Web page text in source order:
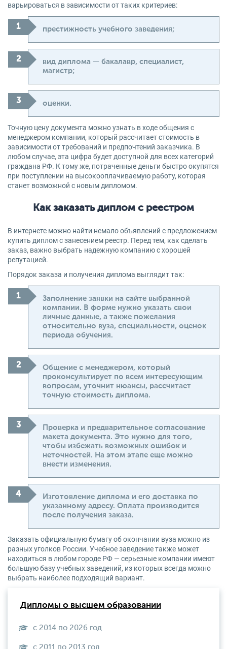
варьироваться в зависимости от таких критериев:
престижность учебного заведения;
вид диплома — бакалавр, специалист,
магистр;
оценки.
Точную цену документа можно узнать в ходе общения с
менеджером компании, который рассчитает стоимость в
зависимости от требований и предпочтений заказчика. В
любом случае, эта цифра будет доступной для всех категорий
граждана РФ. К тому же, потраченные деньги быстро окупятся
при поступлении на высокооплачиваемую работу, которая
станет возможной с новым дипломом.
Как заказать диплом с реестром
В интернете можно найти немало объявлений с предложением
купить диплом с занесением реестр. Перед тем, как сделать
заказ, важно выбрать надежную компанию с хорошей
репутацией.
Порядок заказа и получения диплома выглядит так:
Заполнение заявки на сайте выбранной
компании. В форме нужно указать свои
личные данные, а также пожелания
относительно вуза, специальности, оценок
периода обучения.
Общение с менеджером, который
проконсультирует по всем интересующим
вопросам, уточнит нюансы, рассчитает
точную стоимость диплома.
Проверка и предварительное согласование
макета документа. Это нужно для того,
чтобы избежать возможных ошибок и
неточностей. На этом этапе еще можно
внести изменения.
Изготовление диплома и его доставка по
указанному адресу. Оплата производится
после получения заказа.
Заказать официальную бумагу об окончании вуза можно из
разных уголков России. Учебное заведение также может
находиться в любом городе РФ — серьезные компании имеют
большую базу учебных заведений, из которых всегда можно
выбрать наиболее подходящий вариант.
Дипломы о высшем образовании
с 2014 по 2026 год
с 2011 по 2013 год